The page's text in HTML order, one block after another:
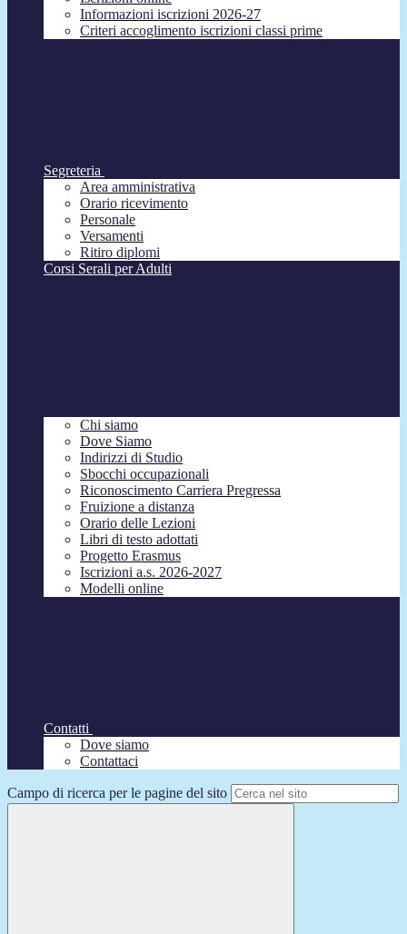
Informazioni iscrizioni 2026-27
Criteri accoglimento iscrizioni classi prime
Segreteria
Area amministrativa
Orario ricevimento
Personale
Versamenti
Ritiro diplomi
Corsi Serali per Adulti
Chi siamo
Dove Siamo
Indirizzi di Studio
Sbocchi occupazionali
Riconoscimento Carriera Pregressa
Fruizione a distanza
Orario delle Lezioni
Libri di testo adottati
Progetto Erasmus
Iscrizioni a.s. 2026-2027
Modelli online
Contatti
Dove siamo
Contattaci
Campo di ricerca per le pagine del sito